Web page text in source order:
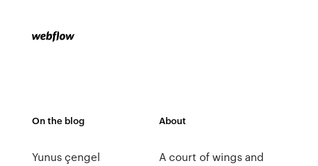
On the blog
Yunus çengel
About
A court of wings and